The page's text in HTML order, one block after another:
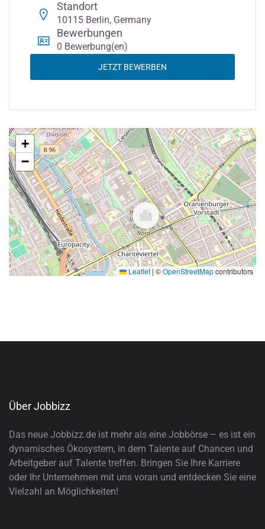
Standort
10115 Berlin, Germany
Bewerbungen
0 Bewerbung(en)
JETZT BEWERBEN
+
−
Leaflet | ©OpenStreetMapcontributors
Über Jobbizz
Das neue Jobbizz.de ist mehr als eine Jobbörse – es ist ein
dynamisches Ökosystem, in dem Talente auf Chancen und
Arbeitgeber auf Talente treffen. Bringen Sie Ihre Karriere
oder Ihr Unternehmen mit uns voran und entdecken Sie eine
Vielzahl an Möglichkeiten!